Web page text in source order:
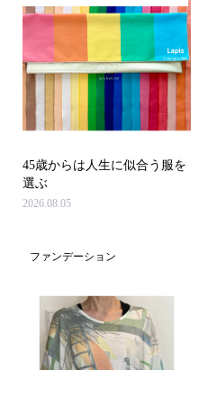
45歳からは人生に似合う服を
選ぶ
2026.08.05
ファンデーション